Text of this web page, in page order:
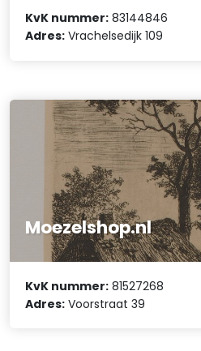
KvK nummer: 83144846
Adres: Vrachelsedijk 109
Moezelshop.nl
KvK nummer: 81527268
Adres: Voorstraat 39